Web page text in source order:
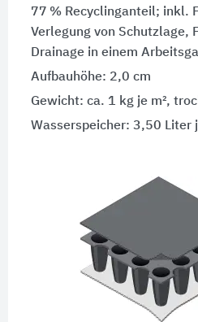
77 % Recyclinganteil; inkl.
Verlegung von Schutzlage,
Drainage in einem
Aufbauhöhe: 2,0 cm
Gewicht: ca. 1 kg je m²,
Wasserspeicher: 3,50 Liter